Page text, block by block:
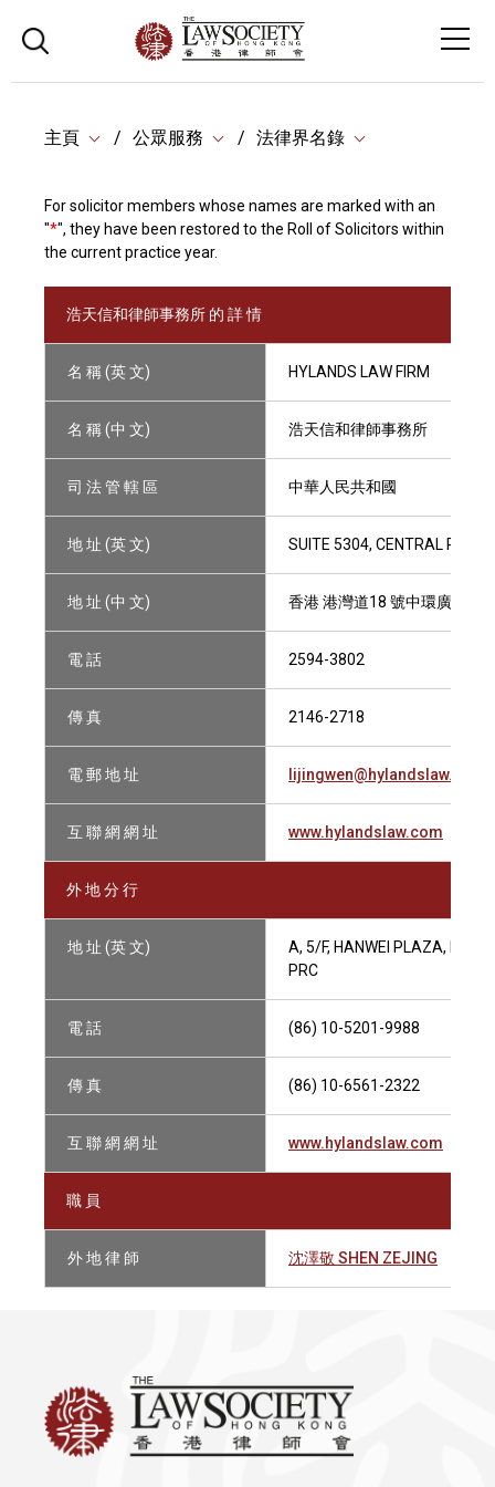
主頁 公眾服務 法律界名錄
For solicitor members whose names are marked with an
"*", they have been restored to the Roll of Solicitors within
the current practice year.
浩天信和律師事務所 的 詳 情
名 稱 (英 文) HYLANDS LAW FIRM
名 稱 (中 文) 浩天信和律師事務所
司 法 管 轄 區 中華人民共和國
地 址 (英 文) SUITE 5304, CENTRAL
地 址 (中 文) 香港 港灣道18 號中環廣場
電 話 2594-3802
傳 真 2146-2718
電 郵 地 址 lijingwen@hylandslaw.com
互 聯 網 網 址 www.hylandslaw.com
外 地 分 行
地 址 (英 文)
A, 5/F, HANWEI PLAZA, NO.7
PRC
電 話 (86) 10-5201-9988
傳 真 (86) 10-6561-2322
互 聯 網 網 址 www.hylandslaw.com
職 員
外 地 律 師 沈澤敬 SHEN ZEJING